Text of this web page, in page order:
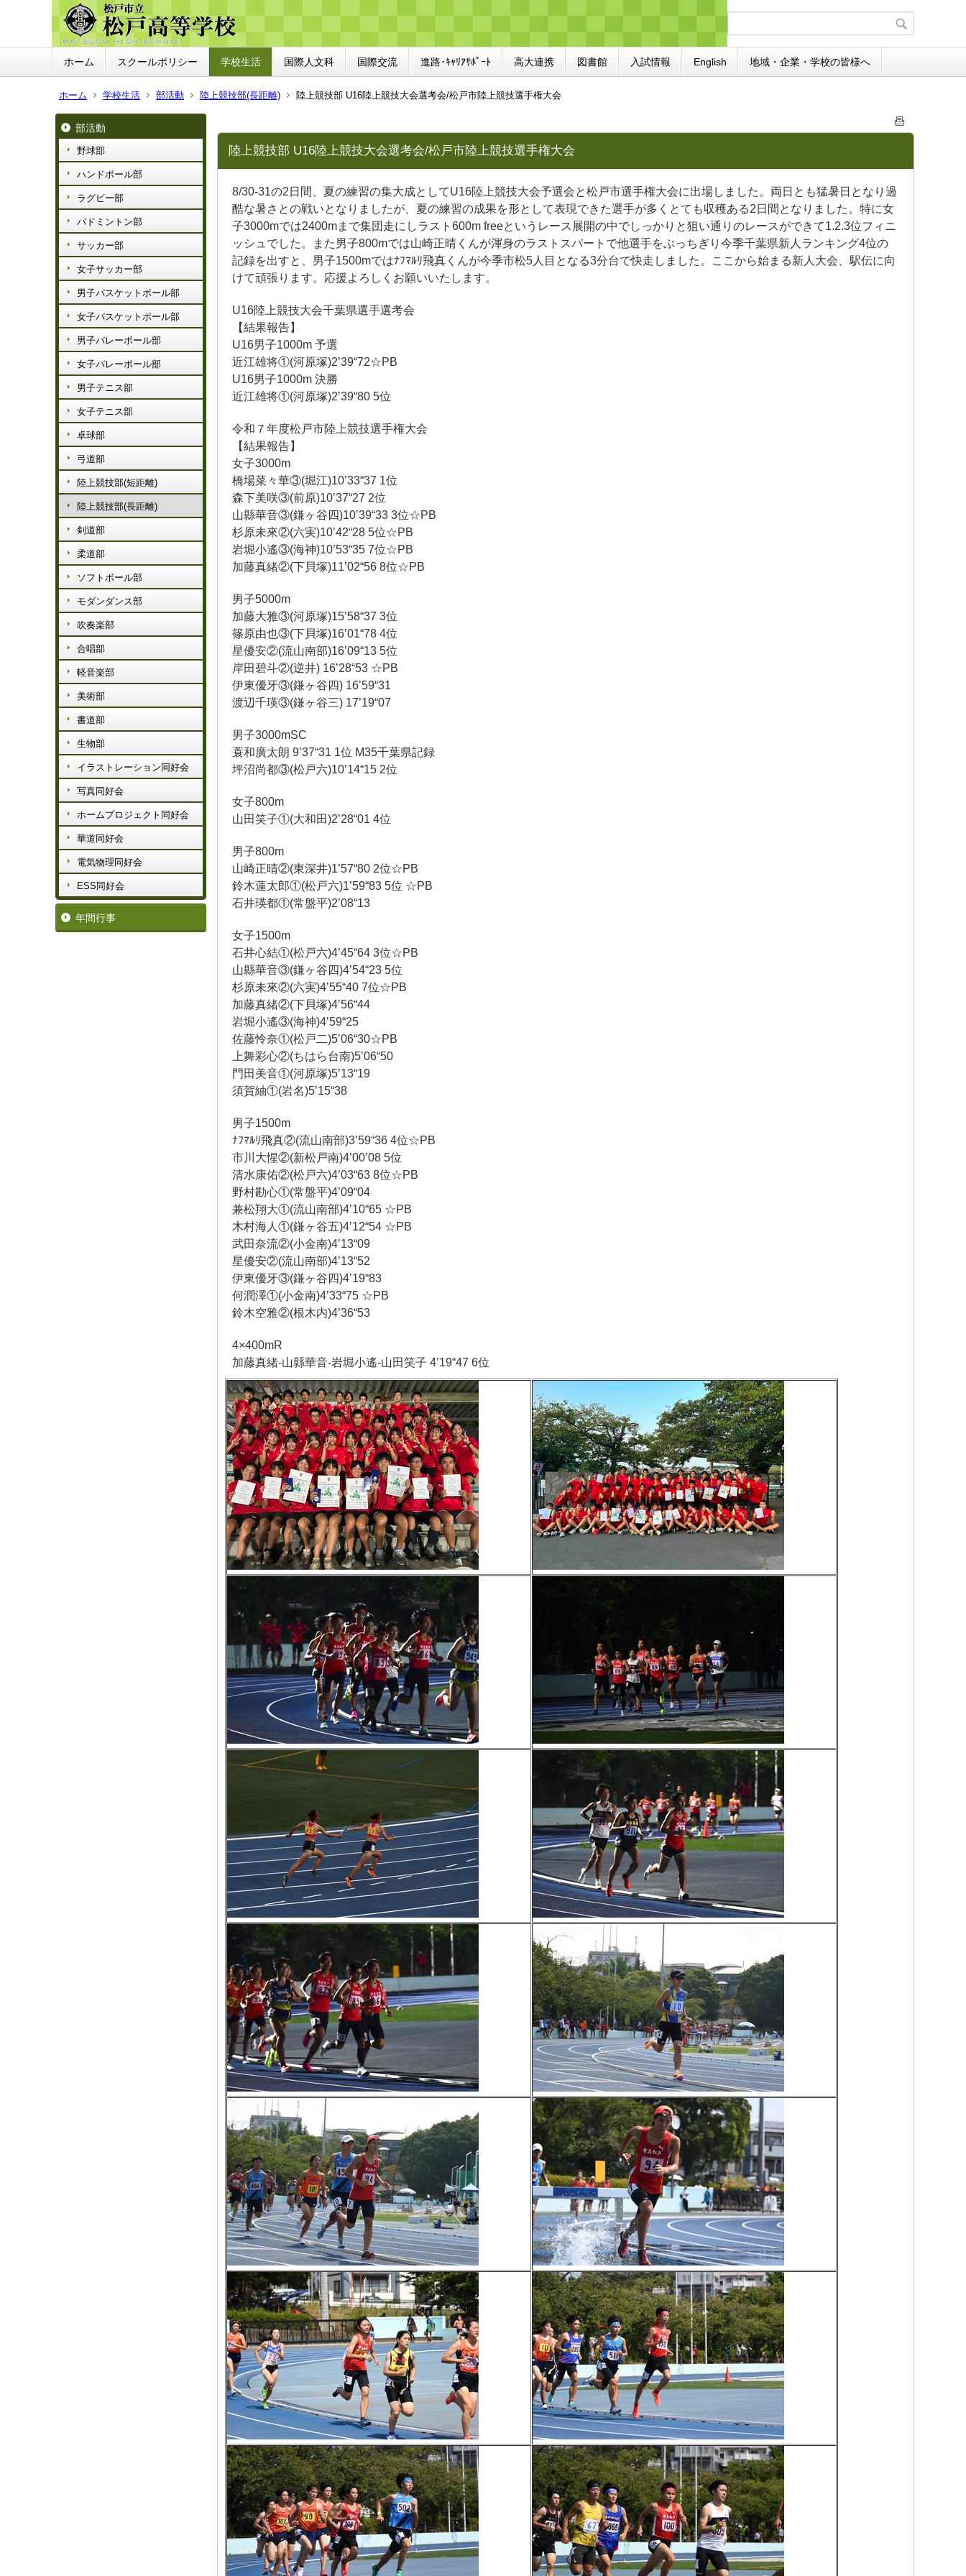
ホーム スクールポリシー 学校生活 国際人文科 国際交流 進路･ｷｬﾘｱｻﾎﾟｰﾄ 高大連携 図書館 入試情報 English 地域・企業・学校の皆様へ
ホーム 学校生活 部活動 陸上競技部(長距離) 陸上競技部 U16陸上競技大会選考会/松戸市陸上競技選手権大会
部活動
野球部
ハンドボール部
ラグビー部
バドミントン部
サッカー部
女子サッカー部
男子バスケットボール部
女子バスケットボール部
男子バレーボール部
女子バレーボール部
男子テニス部
女子テニス部
卓球部
弓道部
陸上競技部(短距離)
陸上競技部(長距離)
剣道部
柔道部
ソフトボール部
モダンダンス部
吹奏楽部
合唱部
軽音楽部
美術部
書道部
生物部
イラストレーション同好会
写真同好会
ホームプロジェクト同好会
華道同好会
電気物理同好会
ESS同好会
年間行事
陸上競技部 U16陸上競技大会選考会/松戸市陸上競技選手権大会
8/30-31の2日間、夏の練習の集大成としてU16陸上競技大会予選会と松戸市選手権大会に出場しました。両日とも猛暑日となり過
酷な暑さとの戦いとなりましたが、夏の練習の成果を形として表現できた選手が多くとても収穫ある2日間となりました。特に女
子3000mでは2400mまで集団走にしラスト600m freeというレース展開の中でしっかりと狙い通りのレースができて1.2.3位フィニ
ッシュでした。また男子800mでは山崎正晴くんが渾身のラストスパートで他選手をぶっちぎり今季千葉県新人ランキング4位の
記録を出すと、男子1500mではﾅﾌﾏﾙﾘ飛真くんが今季市松5人目となる3分台で快走しました。ここから始まる新人大会、駅伝に向
けて頑張ります。応援よろしくお願いいたします。
U16陸上競技大会千葉県選手選考会
【結果報告】
U16男子1000m 予選
近江雄将①(河原塚)2’39“72☆PB
U16男子1000m 決勝
近江雄将①(河原塚)2’39“80 5位
令和７年度松戸市陸上競技選手権大会
【結果報告】
女子3000m
橋場菜々華③(堀江)10’33“37 1位
森下美咲③(前原)10’37“27 2位
山縣華音③(鎌ヶ谷四)10’39“33 3位☆PB
杉原未來②(六実)10’42“28 5位☆PB
岩堀小遙③(海神)10’53“35 7位☆PB
加藤真緒②(下貝塚)11’02“56 8位☆PB
男子5000m
加藤大雅③(河原塚)15’58“37 3位
篠原由也③(下貝塚)16’01“78 4位
星優安②(流山南部)16’09“13 5位
岸田碧斗②(逆井) 16’28“53 ☆PB
伊東優牙③(鎌ヶ谷四) 16’59“31
渡辺千瑛③(鎌ヶ谷三) 17’19“07
男子3000mSC
蓑和廣太朗 9’37“31 1位 M35千葉県記録
坪沼尚都③(松戸六)10’14“15 2位
女子800m
山田笑子①(大和田)2’28“01 4位
男子800m
山崎正晴②(東深井)1’57“80 2位☆PB
鈴木蓮太郎①(松戸六)1’59“83 5位 ☆PB
石井瑛都①(常盤平)2’08“13
女子1500m
石井心結①(松戸六)4’45“64 3位☆PB
山縣華音③(鎌ヶ谷四)4’54“23 5位
杉原未來②(六実)4’55“40 7位☆PB
加藤真緒②(下貝塚)4’56“44
岩堀小遙③(海神)4’59“25
佐藤怜奈①(松戸二)5’06“30☆PB
上舞彩心②(ちはら台南)5’06“50
門田美音①(河原塚)5’13“19
須賀紬①(岩名)5’15“38
男子1500m
ﾅﾌﾏﾙﾘ飛真②(流山南部)3’59“36 4位☆PB
市川大惺②(新松戸南)4’00’08 5位
清水康佑②(松戸六)4’03“63 8位☆PB
野村勘心①(常盤平)4’09“04
兼松翔大①(流山南部)4’10“65 ☆PB
木村海人①(鎌ヶ谷五)4’12“54 ☆PB
武田奈流②(小金南)4’13“09
星優安②(流山南部)4’13“52
伊東優牙③(鎌ヶ谷四)4’19“83
何潤澤①(小金南)4’33“75 ☆PB
鈴木空雅②(根木内)4’36“53
4×400mR
加藤真緒-山縣華音-岩堀小遙-山田笑子 4’19“47 6位